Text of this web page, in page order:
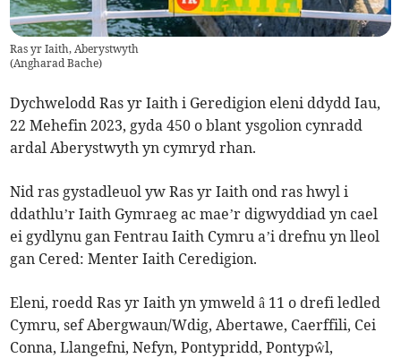
Ras yr Iaith, Aberystwyth
(Angharad Bache)
Dychwelodd Ras yr Iaith i Geredigion eleni ddydd Iau,
22 Mehefin 2023, gyda 450 o blant ysgolion cynradd
ardal Aberystwyth yn cymryd rhan.
Nid ras gystadleuol yw Ras yr Iaith ond ras hwyl i
ddathlu’r Iaith Gymraeg ac mae’r digwyddiad yn cael
ei gydlynu gan Fentrau Iaith Cymru a’i drefnu yn lleol
gan Cered: Menter Iaith Ceredigion.
Eleni, roedd Ras yr Iaith yn ymweld â 11 o drefi ledled
Cymru, sef Abergwaun/Wdig, Abertawe, Caerffili, Cei
Conna, Llangefni, Nefyn, Pontypridd, Pontypŵl,